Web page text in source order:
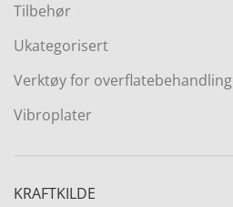
Tilbehør
Ukategorisert
Verktøy for overflatebehandling
Vibroplater
KRAFTKILDE